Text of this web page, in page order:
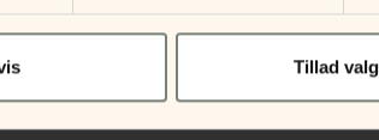
Tillad